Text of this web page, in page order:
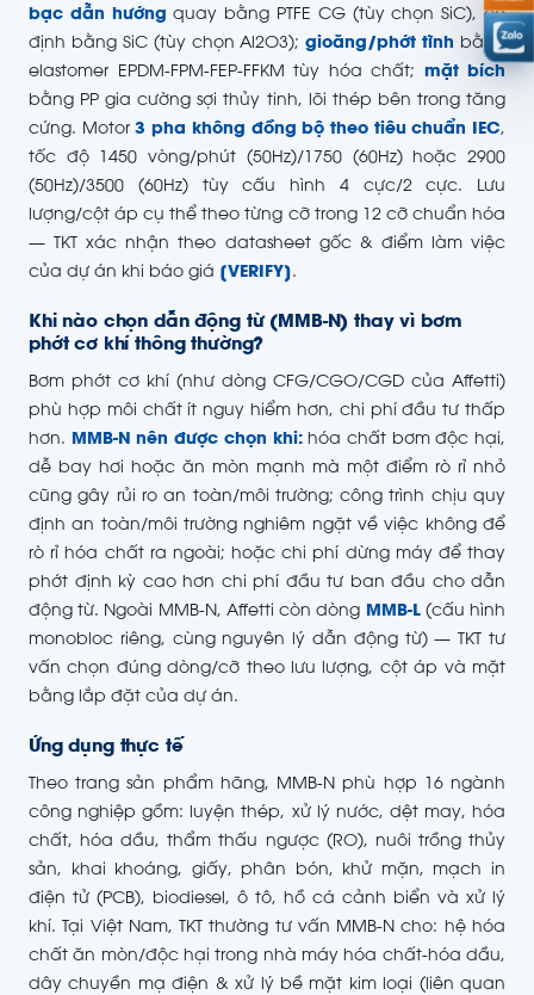
bạc dẫn hướng quay bằng PTFE CG (tùy chọn SiC), cố
định bằng SiC (tùy chọn Al2O3);gioăng/phớt tĩnh bằng
elastomer EPDM-FPM-FEP-FFKM tùy hóa chất; mặt bích
bằng PP gia cường sợi thủy tinh, lõi thép bên trong tăng
cứng. Motor3 pha không đồng bộ theo tiêu chuẩn IEC,
tốc độ 1450 vòng/phút (50Hz)/1750 (60Hz) hoặc 2900
(50Hz)/3500 (60Hz) tùy cấu hình 4 cực/2 cực. Lưu
lượng/cột áp cụ thể theo từng cỡ trong 12 cỡ chuẩn hóa
— TKT xác nhận theo datasheet gốc & điểm làm việc
của dự án khi báo giá [VERIFY].
Khi nào chọn dẫn động từ (MMB-N) thay vì bơm
phớt cơ khí thông thường?
Bơm phớt cơ khí (như dòng CFG/CGO/CGD của Affetti)
phù hợp môi chất ít nguy hiểm hơn, chi phí đầu tư thấp
hơn. MMB-N nên được chọn khi:hóa chất bơm độc hại,
dễ bay hơi hoặc ăn mòn mạnh mà một điểm rò rỉ nhỏ
cũng gây rủi ro an toàn/môi trường; công trình chịu quy
định an toàn/môi trường nghiêm ngặt về việc không để
rò rỉ hóa chất ra ngoài; hoặc chi phí dừng máy để thay
phớt định kỳ cao hơn chi phí đầu tư ban đầu cho dẫn
động từ. Ngoài MMB-N, Affetti còn dòng MMB-L(cấu hình
monobloc riêng, cùng nguyên lý dẫn động từ) — TKT tư
vấn chọn đúng dòng/cỡ theo lưu lượng, cột áp và mặt
bằng lắp đặt của dự án.
Ứng dụng thực tế
Theo trang sản phẩm hãng, MMB-N phù hợp 16 ngành
công nghiệp gồm: luyện thép, xử lý nước, dệt may, hóa
chất, hóa dầu, thẩm thấu ngược (RO), nuôi trồng thủy
sản, khai khoáng, giấy, phân bón, khử mặn, mạch in
điện tử (PCB), biodiesel, ô tô, hồ cá cảnh biển và xử lý
khí. Tại Việt Nam, TKT thường tư vấn MMB-N cho: hệ hóa
chất ăn mòn/độc hại trong nhà máy hóa chất-hóa dầu,
dây chuyền mạ điện & xử lý bề mặt kim loại (liên quan